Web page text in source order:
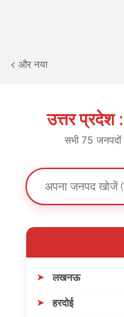
और नया
उत्तर
सभी 75
लखनऊ
हरदोई